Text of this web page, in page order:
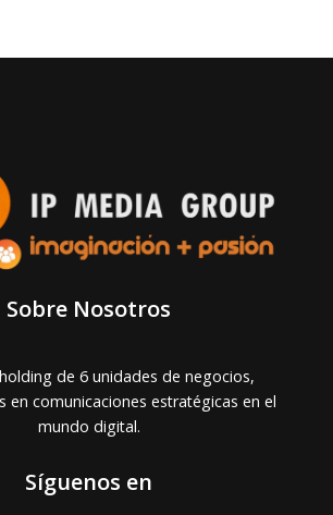
Sobre Nosotros
de 6 unidades de negocios,
en comunicaciones estratégicas en el
mundo digital.
Síguenos en